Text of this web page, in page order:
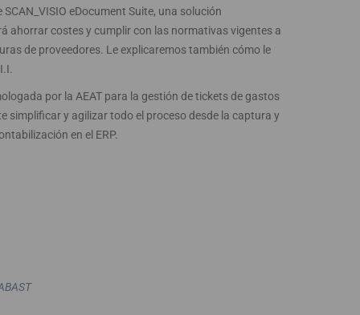
eDocument Suite, una solución
ahorrar costes y cumplir con las normativas vigentes a
de proveedores. Le explicaremos también cómo le
por la AEAT para la gestión de tickets de gastos
simplificar y agilizar todo el proceso desde la captura y
en el ERP.